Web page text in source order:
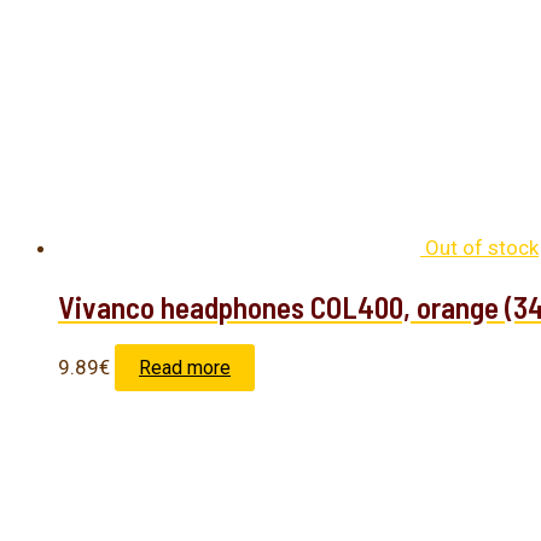
Out of stock
Vivanco headphones COL400, orange
9.89€ Read more